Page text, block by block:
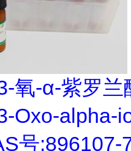
氧-α-紫罗兰
Oxo-alpha-
号:896107-